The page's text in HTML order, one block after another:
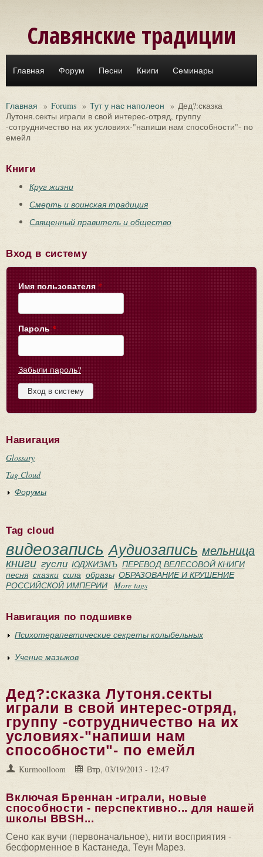
Славянские традиции
Главная Форум Песни Книги Семинары
Главная » Forums » Тут у нас наполеон » Дед?:сказка
Лутоня.секты играли в свой интерес-отряд, группу
-сотрудничество на их условиях-"напиши нам способности"- по
емейл
Книги
Круг жизни
Смерть и воинская традиция
Священный правитель и общество
Вход в систему
Имя пользователя *
Пароль *
Забыли пароль?
Навигация
Glossary
Tag Cloud
Форумы
Tag cloud
видеозапись Аудиозапись мельница
книги гусли ЮДЖИЗМЪ ПЕРЕВОД ВЕЛЕСОВОЙ КНИГИ
песня сказки сила образы ОБРАЗОВАНИЕ И КРУШЕНИЕ
РОССИЙСКОЙ ИМПЕРИИ More tags
Навигация по подшивке
Психотерапевтические секреты колыбельных
Учение мазыков
Дед?:сказка Лутоня.секты
играли в свой интерес-отряд,
группу -сотрудничество на их
условиях-"напиши нам
способности"- по емейл
Kurmoolloom Втр, 03/19/2013 - 12:47
Включая Бреннан -играли, новые
способности - перспективно... для нашей
школы BBSH...
Сено как вучи (первоначальное), нити восприятия -
бесформенное в Кастанеда, Теун Марез.